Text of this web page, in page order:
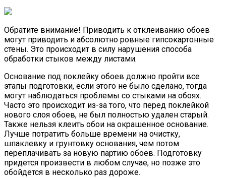
Обратите внимание! Приводить к отклеиванию обоев
могут приводить и абсолютно ровные гипсокартонные
стены. Это происходит в силу нарушения способа
обработки стыков между листами.
Основание под поклейку обоев должно пройти все
этапы подготовки, если этого не было сделано, тогда
могут наблюдаться проблемы со стыками на обоях.
Часто это происходит из-за того, что перед поклейкой
нового слоя обоев, не был полностью удален старый.
Также нельзя клеить обои на окрашенное основание.
Лучше потратить больше времени на очистку,
шпаклевку и грунтовку основания, чем потом
переплачивать за новую партию обоев. Подготовку
придется произвести в любом случае, но позже это
обойдется в несколько раз дороже.